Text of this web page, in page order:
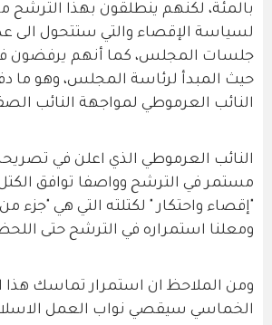
بالمئة، لكنهم ينطلقون بهذا
لسياسة الإقصاء والتي ستتحول الى
جلسات المجلس، كما أنهم يرفضون
حيث المبدأ لرئاسة المجلس، وهو ما
النائب العرموطي لمواجهة النائب
النائب العرموطي الذي اعلن في
مستمر في الترشح وواصفا توافق
"إقصاء واحتكار " لكتلته التي هي "جزء
ومعلنا استمراره في الترشح حتى
ومن الملاحظ ان استمرار تماسك هذا
الخماسي سيقصي نواب العمل